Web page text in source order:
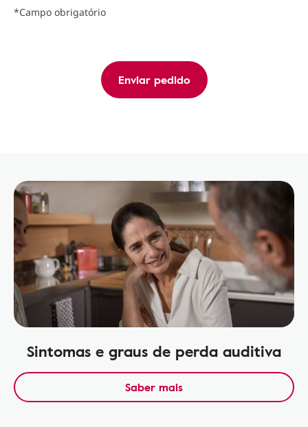
*Campo obrigatório
Enviar pedido
Sintomas e graus de perda auditiva
Saber mais